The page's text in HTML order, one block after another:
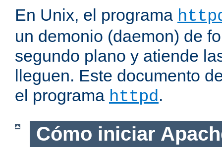
En Unix, el programa
un demonio (daemon) de
segundo plano y atiende
lleguen. Este documento
el programa httpd.
Cómo iniciar